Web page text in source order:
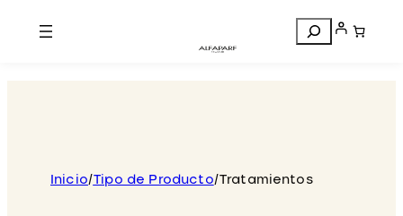
Search
Inicio/Tipo de Producto/Tratamientos